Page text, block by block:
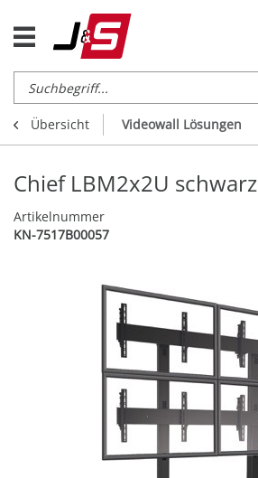
Übersicht Videowall Lösungen
Chief LBM2x2U schwarz
Artikelnummer
KN-7517B00057